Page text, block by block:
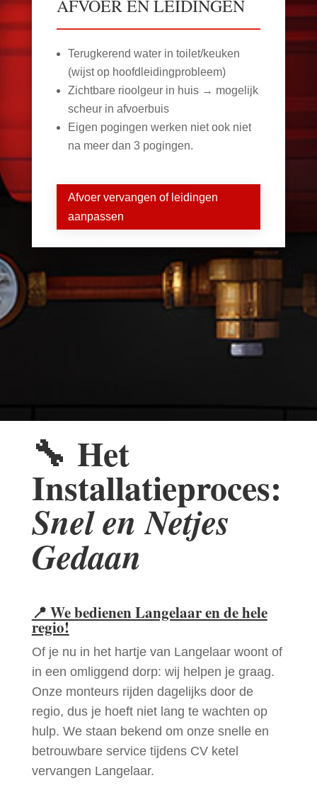
AFVOER EN LEIDINGEN
Terugkerend water in toilet/keuken
(wijst op hoofdleidingprobleem)
Zichtbare rioolgeur in huis → mogelijk
scheur in afvoerbuis
Eigen pogingen werken niet ook niet
na meer dan 3 pogingen.
Afvoer vervangen of leidingen
aanpassen
🔧 Het
Installatieproces:
Snel en Netjes
Gedaan
📍 We bedienen Langelaar en de hele
regio!
Of je nu in het hartje van Langelaar woont of
in een omliggend dorp: wij helpen je graag.
Onze monteurs rijden dagelijks door de
regio, dus je hoeft niet lang te wachten op
hulp. We staan bekend om onze snelle en
betrouwbare service tijdens CV ketel
vervangen Langelaar.